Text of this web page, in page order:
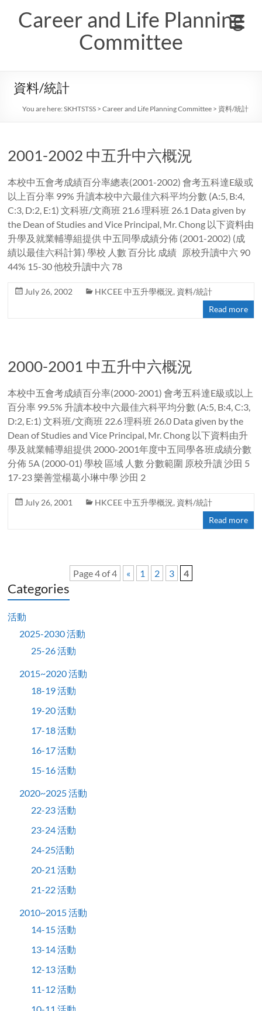
contentCareer and Life Planning
Committee
資料/統計
You are here:SKHTSTSS >Career and Life Planning Committee > 資料/統計
2001-2002 中五升中六概況
本校中五會考成績百分率總表(2001-2002) 會考五科達E級或
以上百分率 99% 升讀本校中六最佳六科平均分數 (A:5, B:4,
C:3, D:2, E:1) 文科班/文商班 21.6 理科班 26.1 Data given by
the Dean of Studies and Vice Principal, Mr. Chong 以下資料由
升學及就業輔導組提供 中五同學成績分佈 (2001-2002) (成
績以最佳六科計算) 學校 人數 百分比 成績 原校升讀中六 90
44% 15-30 他校升讀中六 78
July 26, 2002 HKCEE 中五升學概況, 資料/統計
Read more
2000-2001 中五升中六概況
本校中五會考成績百分率(2000-2001) 會考五科達E級或以上
百分率 99.5% 升讀本校中六最佳六科平均分數 (A:5, B:4, C:3,
D:2, E:1) 文科班/文商班 22.6 理科班 26.0 Data given by the
Dean of Studies and Vice Principal, Mr. Chong 以下資料由升
學及就業輔導組提供 2000-2001年度中五同學各班成績分數
分佈 5A (2000-01) 學校 區域 人數 分數範圍 原校升讀 沙田 5
17-23 樂善堂楊葛小琳中學 沙田 2
July 26, 2001 HKCEE 中五升學概況, 資料/統計
Read more
Page 4 of 4 « 1 2 3 4
Categories
活動
2025-2030 活動
25-26 活動
2015~2020 活動
18-19 活動
19-20 活動
17-18 活動
16-17 活動
15-16 活動
2020~2025 活動
22-23 活動
23-24 活動
24-25活動
20-21 活動
21-22 活動
2010~2015 活動
14-15 活動
13-14 活動
12-13 活動
11-12 活動